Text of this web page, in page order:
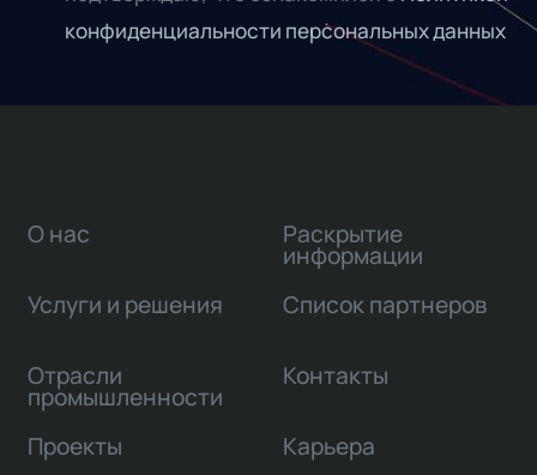
конфиденциальности персональных данных
О нас
Услуги и решения
Отрасли
промышленности
Проекты
Раскрытие
информации
Список партнеров
Контакты
Карьера